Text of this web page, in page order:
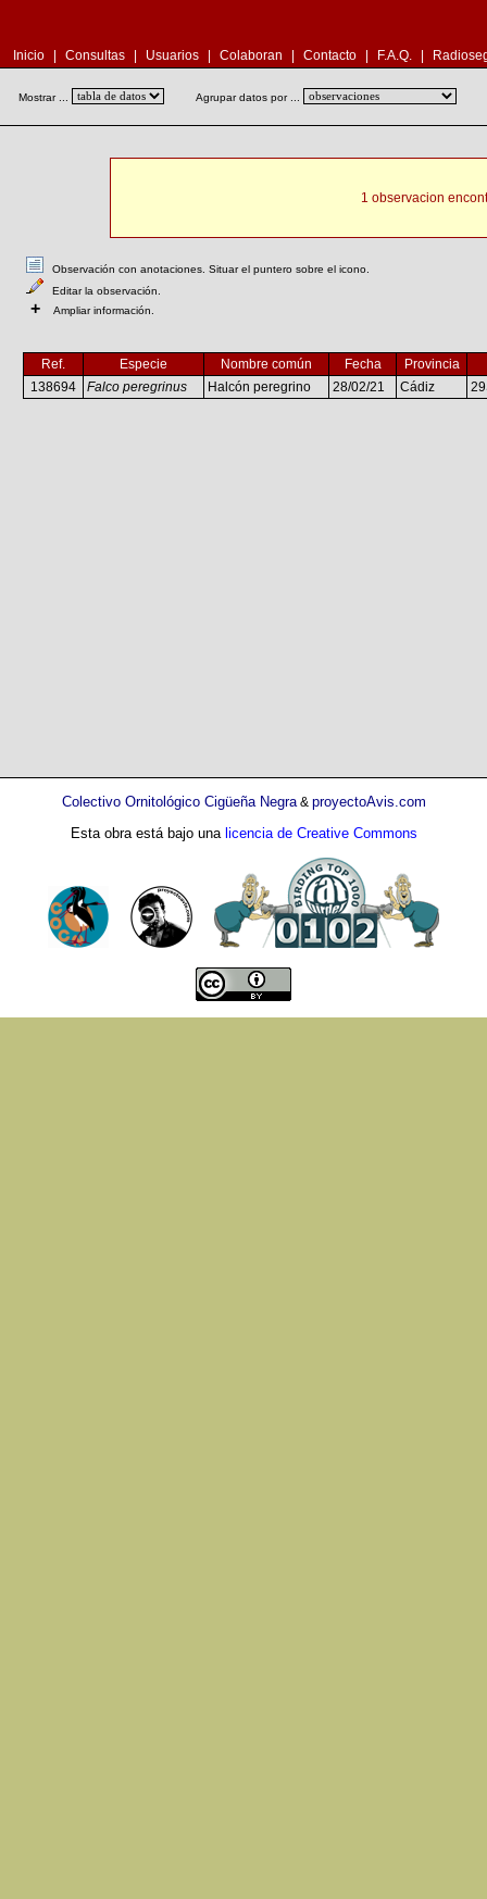
Inicio Consultas Usuarios Colaboran Contacto F.A.Q.
Mostrar ... Agrupar datos por ...
1 observacion
Observación con anotaciones. Situar el puntero sobre el icono.
Editar la observación.
+ Ampliar información.
Ref. Especie Nombre común Fecha
Provincia
138694
Falco peregrinus Halcón peregrino 28/02/21 Cádiz
Colectivo Ornitológico Cigüeña Negra& proyectoAvis.com
Esta obra está bajo una licencia de Creative Commons